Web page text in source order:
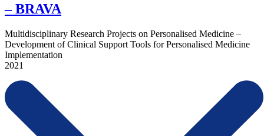
– BRAVA
Multidisciplinary Research Projects on Personalised Medicine –
Development of Clinical Support Tools for Personalised Medicine
Implementation
2021